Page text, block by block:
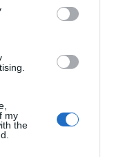
my
the
Εταιρείας